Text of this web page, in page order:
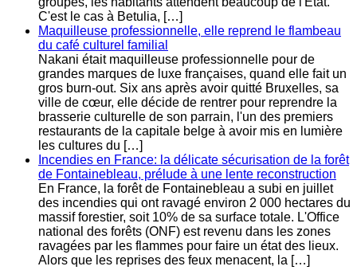
C'est le cas à Betulia, […]
Maquilleuse professionnelle, elle reprend le flambeau
du café culturel familial
Nakani était maquilleuse professionnelle pour de
grandes marques de luxe françaises, quand elle fait un
gros burn-out. Six ans après avoir quitté Bruxelles, sa
ville de cœur, elle décide de rentrer pour reprendre la
brasserie culturelle de son parrain, l'un des premiers
restaurants de la capitale belge à avoir mis en lumière
les cultures du […]
Incendies en France: la délicate sécurisation de la forêt
de Fontainebleau, prélude à une lente reconstruction
En France, la forêt de Fontainebleau a subi en juillet
des incendies qui ont ravagé environ 2 000 hectares du
massif forestier, soit 10% de sa surface totale. L'Office
national des forêts (ONF) est revenu dans les zones
ravagées par les flammes pour faire un état des lieux.
Alors que les reprises des feux menacent, la […]